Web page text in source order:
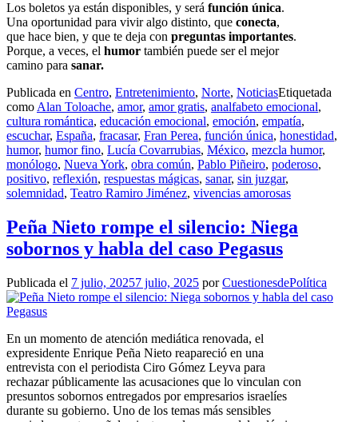
Los boletos ya están disponibles, y será función única.
Una oportunidad para vivir algo distinto, que conecta,
que hace bien, y que te deja con preguntas importantes.
Porque, a veces, el humor también puede ser el mejor
camino para sanar.
Publicada en Centro, Entretenimiento, Norte, NoticiasEtiquetada
como Alan Toloache, amor, amor gratis, analfabeto emocional,
cultura romántica, educación emocional, emoción, empatía,
escuchar, España, fracasar, Fran Perea, función única, honestidad,
humor, humor fino, Lucía Covarrubias, México, mezcla humor,
monólogo, Nueva York, obra común, Pablo Piñeiro, poderoso,
positivo, reflexión, respuestas mágicas, sanar, sin juzgar,
solemnidad, Teatro Ramiro Jiménez, vivencias amorosas
Peña Nieto rompe el silencio: Niega
sobornos y habla del caso Pegasus
Publicada el 7 julio, 20257 julio, 2025 porCuestionesdePolítica
En un momento de atención mediática renovada, el
expresidente Enrique Peña Nieto reapareció en una
entrevista con el periodista Ciro Gómez Leyva para
rechazar públicamente las acusaciones que lo vinculan con
presuntos sobornos entregados por empresarios israelíes
durante su gobierno. Uno de los temas más sensibles